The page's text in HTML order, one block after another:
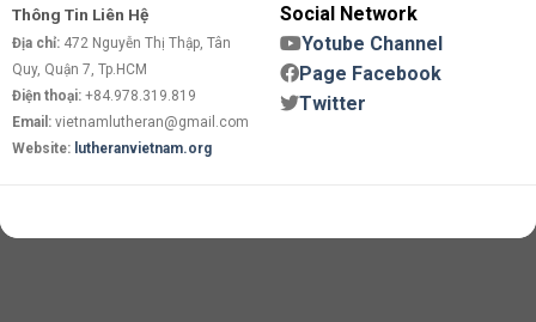
Thông Tin Liên Hệ
Địa chỉ: 472 Nguyễn Thị Thập, Tân
Quy, Quận 7, Tp.HCM
Điện thoại: +84.978.319.819
Email: vietnamlutheran@gmail.com
Website: lutheranvietnam.org
Social Network
Yotube Channel
Page Facebook
Twitter